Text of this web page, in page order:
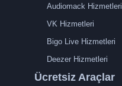
Audiomack Hizmetleri
VK Hizmetleri
Bigo Live Hizmetleri
Deezer Hizmetleri
Ücretsiz Araçlar